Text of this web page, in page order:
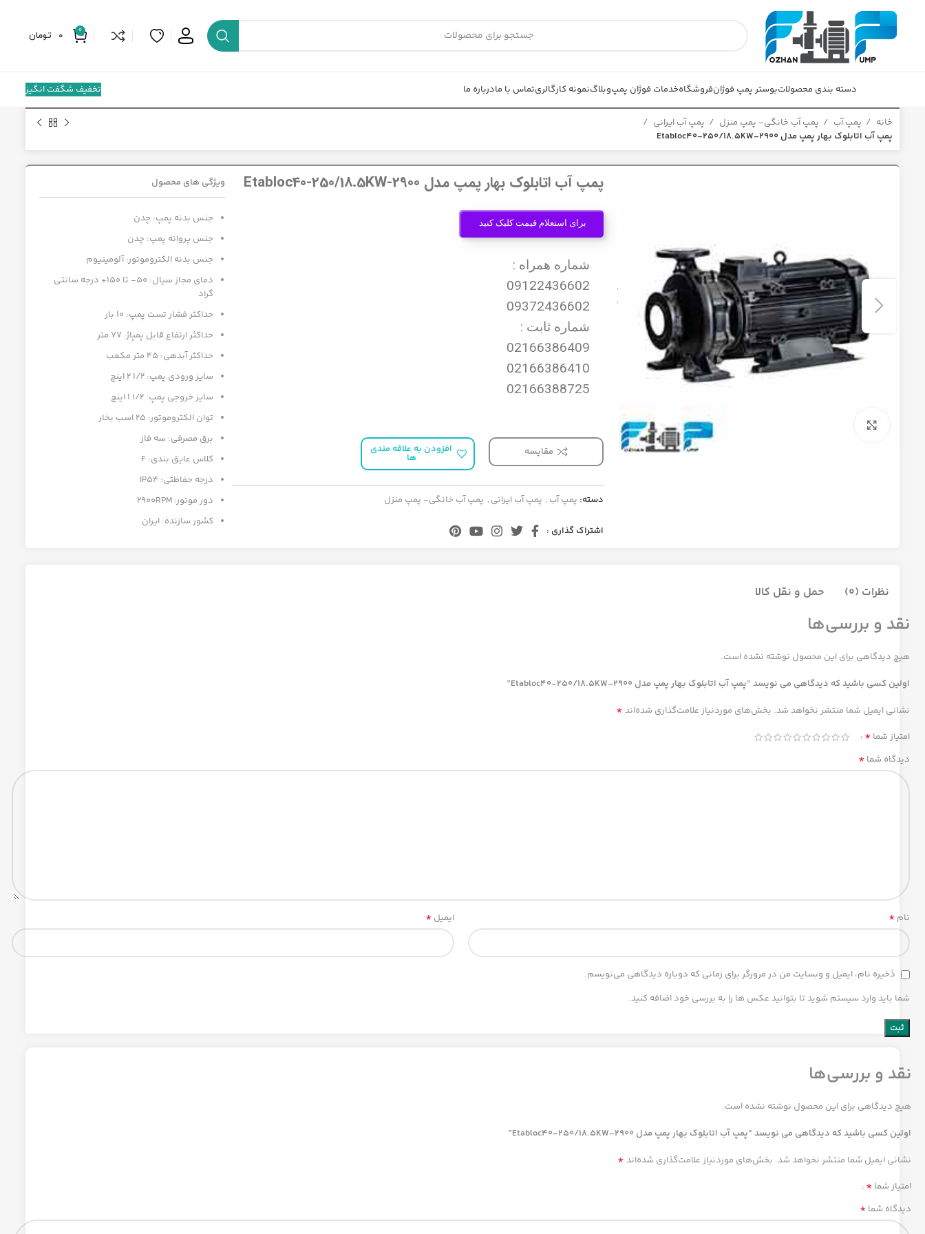
0
0 تومان
دسته بندی محصولاتبوستر پمپ فوژانفروشگاهخدمات فوژان پمپوبلاگنمونه کارگالریتماس با مادرباره ما تخفیف شگفت انگیز
خانه پمپ آب پمپ آب خانگی- پمپ منزل
پمپ آب ایرانی
پمپ آب اتابلوک بهار پمپ مدل Etabloc40-250/18.5KW-2900
پمپ آب اتابلوک بهار پمپ مدل Etabloc40-250/18.5KW-2900
برای استعلام قیمت کلیک کنید
شماره همراه :
09122436602
09372436602
شماره ثابت :
02166386409
02166386410
02166388725
مقایسه افزودن به علاقه مندی
ها
دسته: پمپ آب , پمپ آب ایرانی , پمپ آب خانگی- پمپ منزل
اشتراک گذاری :
ویژگی های محصول
جنس بدنه پمپ: چدن
جنس پروانه پمپ: چدن
جنس بدنه الکتروموتور: آلومینیوم
دمای مجاز سیال: 50- تا 150+ درجه سانتی
گراد
حداکثر فشار تست پمپ: 10 بار
حداکثر ارتفاع قابل پمپاژ: 77 متر
حداکثر آبدهی: 45 متر مکعب
سایز ورودی پمپ: 1/2 2 اینچ
سایز خروجی پمپ: 1/2 1 اینچ
توان الکتروموتور: 25 اسب بخار
برق مصرفی: سه فاز
کلاس عایق بندی: F
درجه حفاظتی: IP54
دور موتور: 2900RPM
کشور سازنده: ایران
نظرات (0) حمل و نقل کالا
نقد و بررسی‌ها
هیچ دیدگاهی برای این محصول نوشته نشده است.
اولین کسی باشید که دیدگاهی می نویسد “پمپ آب اتابلوک بهار پمپ مدل Etabloc40-250/18.5KW-2900”
نشانی ایمیل شما منتشر نخواهد شد. بخش‌های موردنیاز علامت‌گذاری شده‌اند *
امتیاز شما *
دیدگاه شما *
نام * ایمیل *
ذخیره نام، ایمیل و وبسایت من در مرورگر برای زمانی که دوباره دیدگاهی می‌نویسم.
شما باید وارد سیستم شوید تا بتوانید عکس ها را به بررسی خود اضافه کنید.
نقد و بررسی‌ها
هیچ دیدگاهی برای این محصول نوشته نشده است.
اولین کسی باشید که دیدگاهی می نویسد “پمپ آب اتابلوک بهار پمپ مدل Etabloc40-250/18.5KW-2900”
نشانی ایمیل شما منتشر نخواهد شد. بخش‌های موردنیاز علامت‌گذاری شده‌اند *
امتیاز شما *
دیدگاه شما *